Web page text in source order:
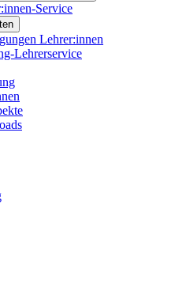
Service
Lehrer:innen
Lehrerservice